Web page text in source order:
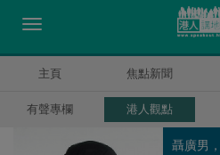
主頁 焦點新聞
有聲專欄 港人觀點
聶廣男